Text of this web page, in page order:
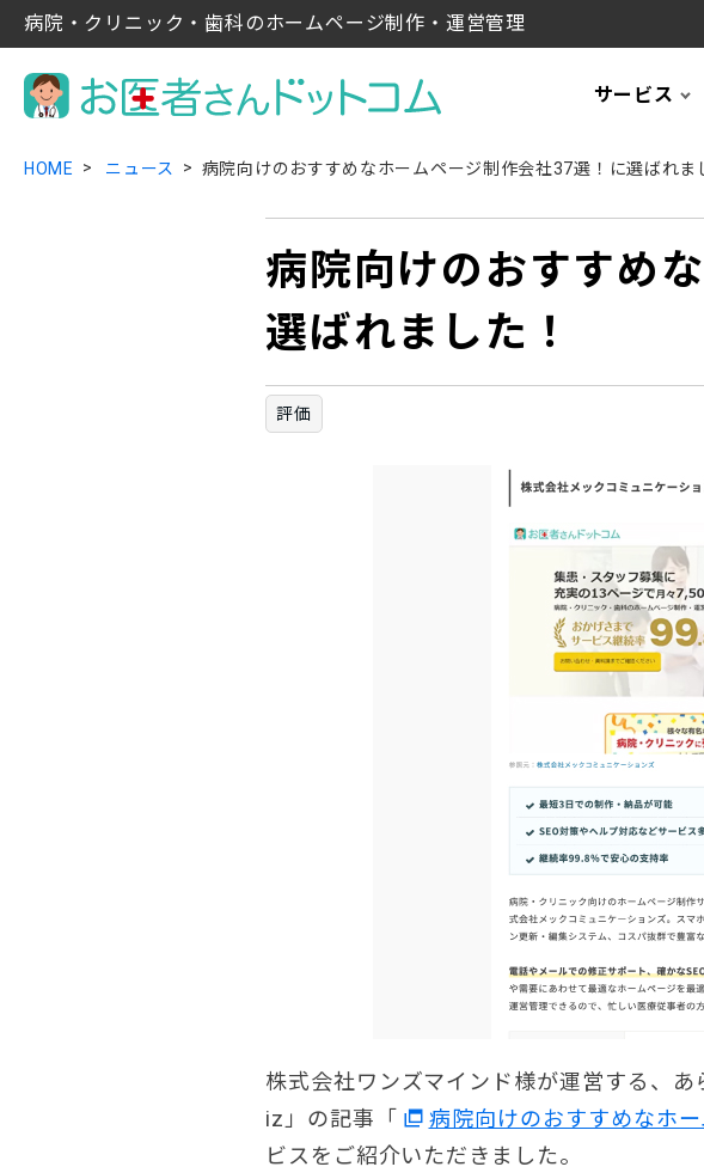
病院・クリニック・歯科のホームページ制作・運営管理
サービス
HOME ニュース 病院向けのおすすめなホームページ制作会社37選！に選ばれま
病院向けのおすすめ
選ばれました！
評価
株式会社ワンズマインド様が運営する、
iz」の記事「
病院向けのおすすめなホ
ビスをご紹介いただきました。